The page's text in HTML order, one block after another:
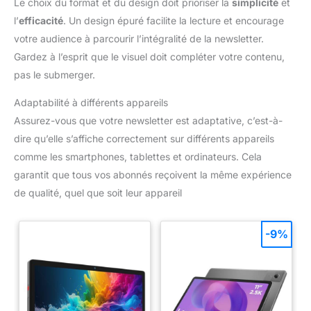
Le choix du format et du design doit prioriser la simplicité et
l’efficacité. Un design épuré facilite la lecture et encourage
votre audience à parcourir l’intégralité de la newsletter.
Gardez à l’esprit que le visuel doit compléter votre contenu,
pas le submerger.
Adaptabilité à différents appareils
Assurez-vous que votre newsletter est adaptative, c’est-à-
dire qu’elle s’affiche correctement sur différents appareils
comme les smartphones, tablettes et ordinateurs. Cela
garantit que tous vos abonnés reçoivent la même expérience
de qualité, quel que soit leur appareil
-9%